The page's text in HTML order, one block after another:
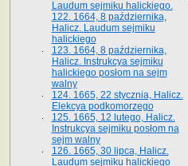
Laudum sejmiku halickiego.
122. 1664, 8 października,
Halicz. Laudum sejmiku
halickiego
123. 1664, 8 października,
Halicz. Instrukcya sejmiku
halickiego posłom na sejm
walny
124. 1665, 22 stycznia, Halicz.
Elekcya podkomorzego
125. 1665, 12 lutego, Halicz.
Instrukcya sejmiku posłom na
sejm walny
126. 1665, 30 lipca, Halicz.
Laudum sejmiku halickiego